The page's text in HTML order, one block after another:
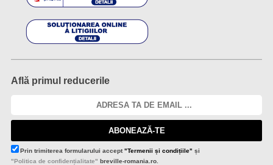
Află primul reducerile
ABONEAZĂ-TE
Prin trimiterea formularului accept"Termenii și condițiile" și
"Politica de confidențialitate" breville-romania.ro.